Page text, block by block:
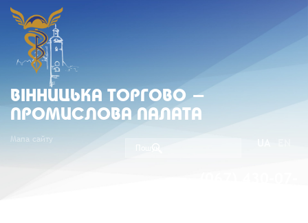
ВIННИЦЬКА ТОРГОВО -
ПРОМИСЛОВА ПАЛАТА
Мапа сайту